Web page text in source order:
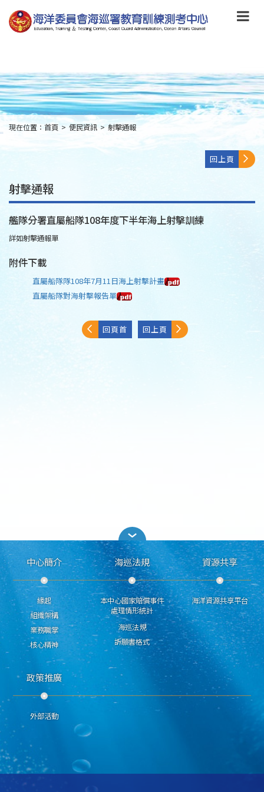
到
主
要
to
main
content
:::
現在位置： 首頁 > 便民資訊 > 射擊通報
回上頁
射擊通報
艦隊分署直屬船隊108年度下半年海上射擊訓練
詳如射擊通報單
附件下載
直屬船隊隊108年7月11日海上射擊計畫
直屬船隊對海射擊報告單
回頁首 回上頁
中心簡介
緣起
組織架構
業務職掌
核心精神
海巡法規
本中心國家賠償事件
處理情形統計
海巡法規
訴願書格式
資源共享
海洋資源共享平台
政策推廣
外部活動